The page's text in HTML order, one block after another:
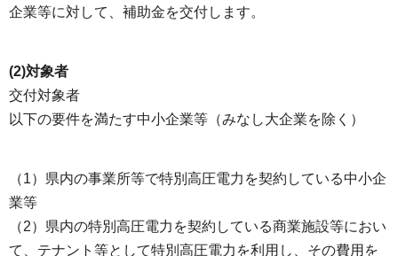
企業等に対して、補助金を交付します。
(2)対象者
交付対象者
以下の要件を満たす中小企業等（みなし大企業を除く）
（1）県内の事業所等で特別高圧電力を契約している中小企
業等
（2）県内の特別高圧電力を契約している商業施設等におい
て、テナント等として特別高圧電力を利用し、その費用を